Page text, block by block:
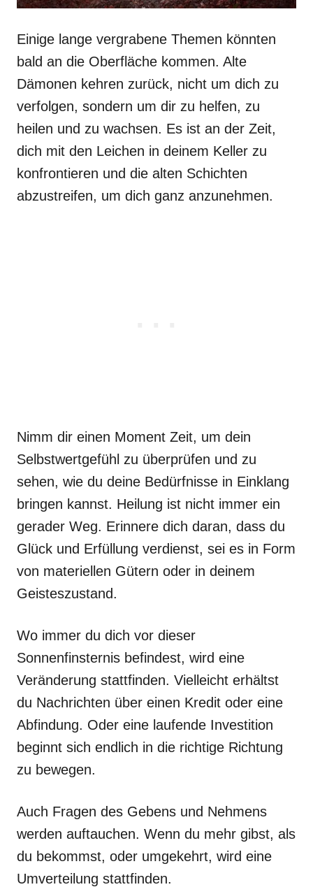
Einige lange vergrabene Themen könnten
bald an die Oberfläche kommen. Alte
Dämonen kehren zurück, nicht um dich zu
verfolgen, sondern um dir zu helfen, zu
heilen und zu wachsen. Es ist an der Zeit,
dich mit den Leichen in deinem Keller zu
konfrontieren und die alten Schichten
abzustreifen, um dich ganz anzunehmen.
Nimm dir einen Moment Zeit, um dein
Selbstwertgefühl zu überprüfen und zu
sehen, wie du deine Bedürfnisse in Einklang
bringen kannst. Heilung ist nicht immer ein
gerader Weg. Erinnere dich daran, dass du
Glück und Erfüllung verdienst, sei es in Form
von materiellen Gütern oder in deinem
Geisteszustand.
Wo immer du dich vor dieser
Sonnenfinsternis befindest, wird eine
Veränderung stattfinden. Vielleicht erhältst
du Nachrichten über einen Kredit oder eine
Abfindung. Oder eine laufende Investition
beginnt sich endlich in die richtige Richtung
zu bewegen.
Auch Fragen des Gebens und Nehmens
werden auftauchen. Wenn du mehr gibst, als
du bekommst, oder umgekehrt, wird eine
Umverteilung stattfinden.